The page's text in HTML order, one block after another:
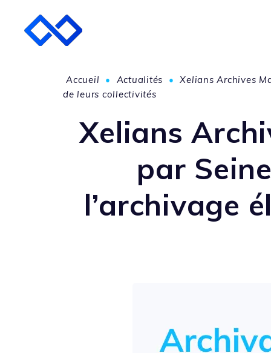
Accueil • Actualités • Xelians Archives
de leurs collectivités
Xelians
par
l’archivage